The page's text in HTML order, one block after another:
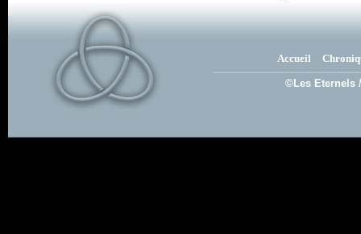
Accueil
©Les Eternels